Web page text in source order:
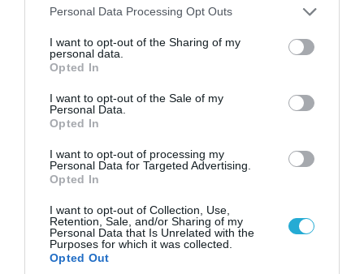
Please note that this website/app uses one or more Google
not limited to your visit or usage behaviour. You may click to
grant or deny consent to Google and its third-party tags to
use your data for below specified purposes in below Google
consent section.
Personal Data Processing Opt Outs
I want to opt-out of the Sharing of my
personal data.
Opted In
I want to opt-out of the Sale of my
Personal Data.
Opted In
I want to opt-out of processing my
Personal Data for Targeted Advertising.
Opted In
I want to opt-out of Collection, Use,
Retention, Sale, and/or Sharing of my
Personal Data that Is Unrelated with the
Purposes for which it was collected.
Opted Out
Ιράν: Δημοσίευσε φωτογραφίες
αμερικανικών και ισραηλινών αεροσκαφών &
drones που καταρρίφθηκαν